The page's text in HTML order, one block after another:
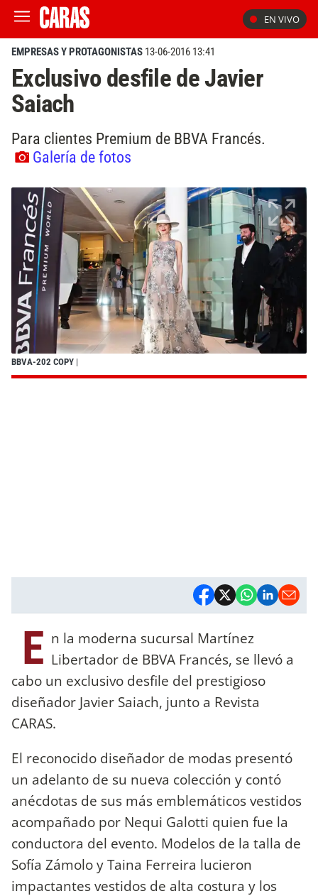
EN VIVO
EMPRESAS Y PROTAGONISTAS 13-06-2016 13:41
Exclusivo desfile de Javier
Saiach
Para clientes Premium de BBVA Francés.
Galería de fotos
BBVA-202 COPY |
E n la moderna sucursal Martínez
Libertador de BBVA Francés, se llevó a
cabo un exclusivo desfile del prestigioso
diseñador Javier Saiach, junto a Revista
CARAS.
El reconocido diseñador de modas presentó
un adelanto de su nueva colección y contó
anécdotas de sus más emblemáticos vestidos
acompañado por Nequi Galotti quien fue la
conductora del evento. Modelos de la talla de
Sofía Zámolo y Taina Ferreira lucieron
impactantes vestidos de alta costura y los